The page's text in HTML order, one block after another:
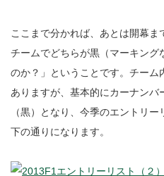
ここまで分かれば、あとは開幕
チームでどちらが黒（マーキング
のか？」ということです。チーム
ありますが、基本的にカーナンバ
（黒）となり、今季のエントリ
下の通りになります。